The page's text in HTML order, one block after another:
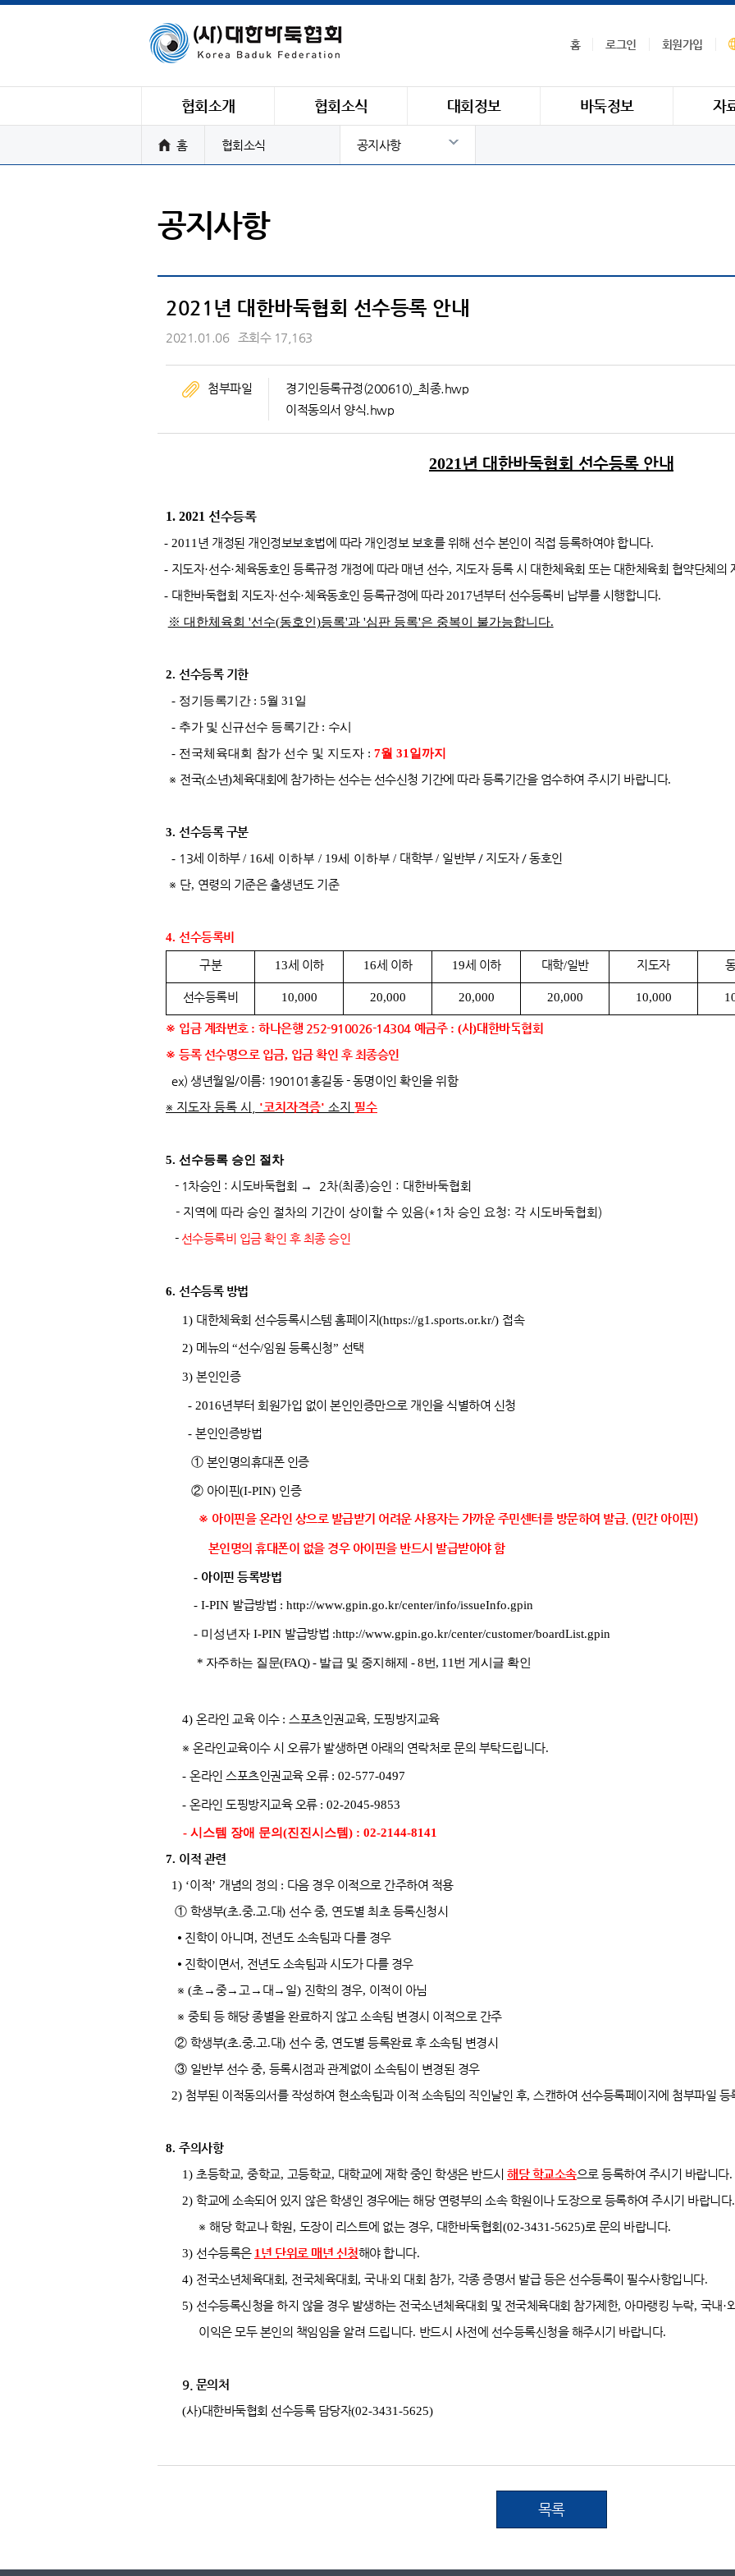
홈 로그인 회원가입
협회소개 협회소식 대회정보 바둑정보 자
홈 협회소식 공지사항
공지사항
2021년 대한바둑협회 선수등록 안내
2021.01.06 조회수 17,163
첨부파일
경기인등록규정(200610)_최종.hwp
이적동의서 양식.hwp
2021년 대한바둑협회 선수등록 안내
1. 2021 선수등록
- 2011 년 개정된 개인정보보호법에 따라 개인정보 보호를 위해 선수 본인이 직접 등록하여야 합니다.
- 지도자·선수·체육동호인 등록규정 개정에 따라 매년 선수, 지도자 등록 시 대한체육회 또는 대한체육회 협약단체의
- 대한바둑협회 지도자·선수·체육동호인 등록규정에 따라 2017년부터 선수등록비 납부를 시행합니다.
※ 대한체육회 '선수(동호인)등록'과 '심판 등록'은 중복이 불가능합니다.
2. 선수등록 기한
- 정기등록기간 : 5월 31 일
- 추가 및 신규선수 등록기간 : 수시
- 전국체육대회 참가 선수 및 지도자 : 7월 31일까지
※ 전국(소년)체육대회에 참가하는 선수는 선수신청 기간에 따라 등록기간을 엄수하여 주시기 바랍니다.
3. 선수등록 구분
- 13세 이하부/ 16세 이하부 / 19세 이하부 / 대학부/ 일반부 / 지도자 / 동호인
※ 단, 연령의 기준은 출생년도 기준
4. 선수등록비
구분 13세 이하 16세 이하 19세 이하 대학/일반 지도자
선수등록비 10,000 20,000 20,000 20,000 10,000
※ 입금 계좌번호 : 하나은행 252-910026-14304 예금주 : (사)대한바둑협회
※ 등록 선수명으로 입금, 입금 확인 후 최종승인
ex) 생년월일/이름: 190101홍길동 - 동명이인 확인을 위함
※ 지도자 등록 시, '코치자격증' 소지 필수
5. 선수등록 승인 절차
- 1차승인 : 시도바둑협회
→
2차(최종)승인 : 대한바둑협회
- 지역에 따라 승인 절차의 기간이 상이할 수 있음(*1차 승인 요청: 각 시도바둑협회)
- 선수등록비 입금 확인 후 최종 승인
6. 선수등록 방법
1) 대한체육회 선수등록시스템 홈페이지(https://g1.sports.or.kr/) 접속
2) 메뉴의 “선수/임원 등록신청” 선택
3) 본인인증
- 2016년부터 회원가입 없이 본인인증만으로 개인을 식별하여 신청
- 본인인증방법
① 본인명의휴대폰 인증
② 아이핀(I-PIN) 인증
※ 아이핀을 온라인 상으로 발급받기 어려운 사용자는 가까운 주민센터를 방문하여 발급. (민간 아이핀)
본인명의 휴대폰이 없을 경우 아이핀을 반드시 발급받아야 함
- 아이핀 등록방법
- I-PIN 발급방법 : http://www.gpin.go.kr/center/info/issueInfo.gpin
- 미성년자 I-PIN 발급방법 :http://www.gpin.go.kr/center/customer/boardList.gpin
* 자주하는 질문(FAQ) - 발급 및 중지해제 - 8번, 11번 게시글 확인
4) 온라인 교육 이수 : 스포츠인권교육, 도핑방지교육
※ 온라인교육이수 시 오류가 발생하면 아래의 연락처로 문의 부탁드립니다.
- 온라인 스포츠인권교육 오류 : 02-577-0497
- 온라인 도핑방지교육 오류 : 02-2045-9853
- 시스템 장애 문의(진진시스템) : 02-2144-8141
7. 이적 관련
1) ‘이적’ 개념의 정의 : 다음 경우 이적으로 간주하여 적용
① 학생부(초.중.고.대) 선수 중, 연도별 최초 등록신청시
⦁ 진학이 아니며 , 전년도 소속팀과 다를 경우
⦁ 진학이면서 , 전년도 소속팀과 시도가 다를 경우
※ (초→중→고→ 대 → 일) 진학의 경우, 이적이 아님
※ 중퇴 등 해당 종별을 완료하지 않고 소속팀 변경시 이적으로 간주
② 학생부(초.중.고.대) 선수 중, 연도별 등록완료 후 소속팀 변경시
③ 일반부 선수 중, 등록시점과 관계없이 소속팀이 변경된 경우
2) 첨부된 이적동의서를 작성하여 현소속팀과 이적 소속팀의 직인날인 후, 스캔하여 선수등록페이지에 첨부파일 등
8. 주의사항
1) 초등학교, 중학교, 고등학교, 대학교에 재학 중인 학생은 반드시 해당 학교소속으로 등록하여 주시기 바랍니다.
2) 학교에 소속되어 있지 않은 학생인 경우에는 해당 연령부의 소속 학원이나 도장으로 등록하여 주시기 바랍니다.
※ 해당 학교나 학원, 도장이 리스트에 없는 경우, 대한바둑협회(02-3431-5625)로 문의 바랍니다.
3) 선수등록은 1년 단위로 매년 신청해야 합니다.
4) 전국소년체육대회, 전국체육대회, 국내∙외 대회 참가, 각종 증명서 발급 등은 선수등록이 필수사항입니다.
5) 선수등록신청을 하지 않을 경우 발생하는 전국소년체육대회 및 전국체육대회 참가제한, 아마랭킹 누락, 국내·
이익은 모두 본인의 책임임을 알려 드립니다. 반드시 사전에 선수등록신청을 해주시기 바랍니다.
9. 문의처
(사)대한바둑협회 선수등록 담당자(02-3431-5625)
목록